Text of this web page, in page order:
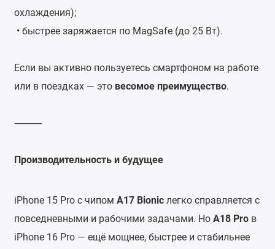
охлаждения);
• быстрее заряжается по MagSafe (до 25 Вт).
Если вы активно пользуетесь смартфоном на работе
или в поездках — это весомое преимущество.
⸻
Производительность и будущее
iPhone 15 Pro с чипом A17 Bionicлегко справляется с
повседневными и рабочими задачами. Но A18 Proв
iPhone 16 Pro — ещё мощнее, быстрее и стабильнее